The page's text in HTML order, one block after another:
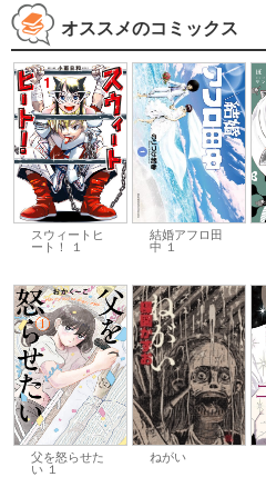
オススメのコミックス
スウィートヒ
ート！ １
結婚アフロ田
中 １
父を怒らせた
い １
ねがい